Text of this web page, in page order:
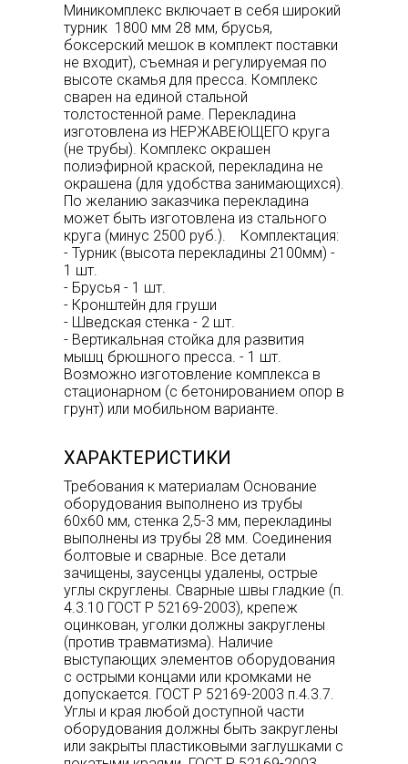
Миникомплекс включает в себя широкий
турник 1800 мм 28 мм, брусья,
боксерский мешок в комплект поставки
не входит), съемная и регулируемая по
высоте скамья для пресса. Комплекс
сварен на единой стальной
толстостенной раме. Перекладина
изготовлена из НЕРЖАВЕЮЩЕГО круга
(не трубы). Комплекс окрашен
полиэфирной краской, перекладина не
окрашена (для удобства занимающихся).
По желанию заказчика перекладина
может быть изготовлена из стального
круга (минус 2500 руб.). Комплектация:
- Турник (высота перекладины 2100мм) -
1 шт.
- Брусья - 1 шт.
- Кронштейн для груши
- Шведская стенка - 2 шт.
- Вертикальная стойка для развития
мышц брюшного пресса. - 1 шт.
Возможно изготовление комплекса в
стационарном (с бетонированием опор в
грунт) или мобильном варианте.
ХАРАКТЕРИСТИКИ
Требования к материалам Основание
оборудования выполнено из трубы
60х60 мм, стенка 2,5-3 мм, перекладины
выполнены из трубы 28 мм. Соединения
болтовые и сварные. Все детали
зачищены, заусенцы удалены, острые
углы скруглены. Сварные швы гладкие (п.
4.3.10 ГОСТ Р 52169-2003), крепеж
оцинкован, уголки должны закруглены
(против травматизма). Наличие
выступающих элементов оборудования
с острыми концами или кромками не
допускается. ГОСТ Р 52169-2003 п.4.3.7.
Углы и края любой доступной части
оборудования должны быть закруглены
или закрыты пластиковыми заглушками с